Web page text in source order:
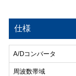
仕様
A/Dコンバータ
周波数帯域